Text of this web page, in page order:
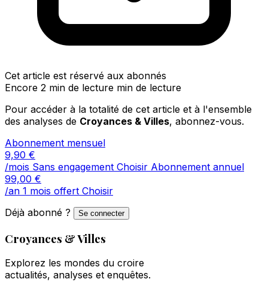
Cet article est réservé aux abonnés
Encore 2 min de lecture min de lecture
Pour accéder à la totalité de cet article et à l'ensemble
des analyses de Croyances & Villes, abonnez-vous.
Abonnement mensuel
9,90 €
/mois Sans engagement Choisir Abonnement annuel
99,00 €
/an 1 mois offert Choisir
Déjà abonné ?
Se connecter
Croyances & Villes
Explorez les mondes du croire
actualités, analyses et enquêtes.